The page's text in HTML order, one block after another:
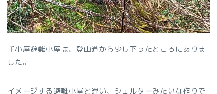
手小屋避難小屋は、登山道から少し下ったところにありま
した。
イメージする避難小屋と違い、シェルターみたいな作りで